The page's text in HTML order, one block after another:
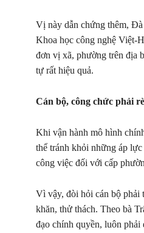
Vị này dẫn chứng thêm,
Khoa học công nghệ Việt-
đơn vị xã, phường trên địa
tự rất hiệu quả.
Cán bộ, công chức phải
Khi vận hành mô hình
thể tránh khỏi những áp
công việc đối với cấp
Vì vậy, đòi hỏi cán bộ phải
khăn, thử thách. Theo bà
đạo chính quyền, luôn phải